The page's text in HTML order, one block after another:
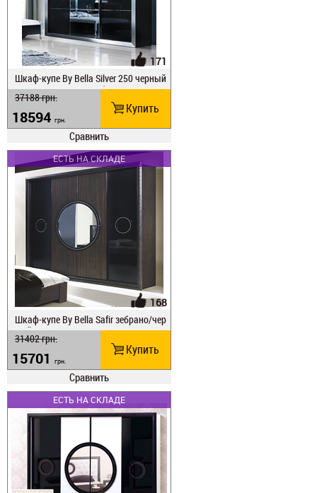
171
Шкаф-купе Ву Веlla Silver 250 черный
глянец/матовое серебро
37188грн.
18594 грн.
Купить
Сравнить
ЕСТЬ НА СКЛАДЕ
168
Шкаф-купе Ву Веlla Safir зебрано/чер
ный глянец 250
31402грн.
15701 грн.
Купить
Сравнить
ЕСТЬ НА СКЛАДЕ